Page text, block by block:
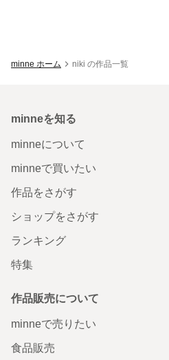
minne ホーム niki の作品一覧
minneを知る
minneについて
minneで買いたい
作品をさがす
ショップをさがす
ランキング
特集
作品販売について
minneで売りたい
食品販売